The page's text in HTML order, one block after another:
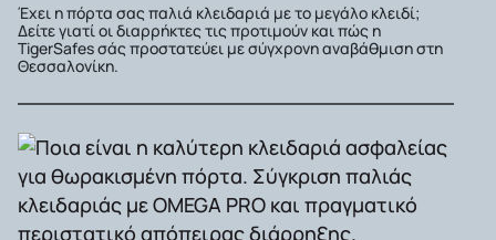
Έχει η πόρτα σας παλιά κλειδαριά με το μεγάλο κλειδί;
Δείτε γιατί οι διαρρήκτες τις προτιμούν και πώς η
TigerSafes σάς προστατεύει με σύγχρονη αναβάθμιση στη
Θεσσαλονίκη.